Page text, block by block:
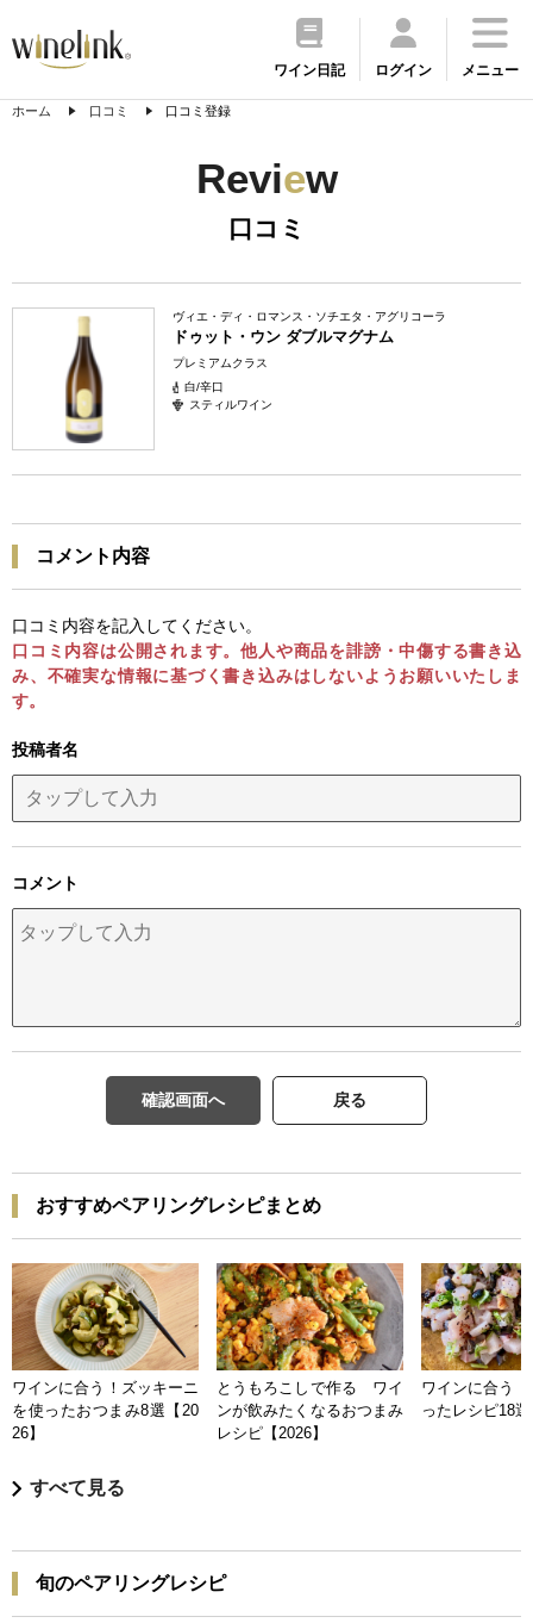
ワイン日記 ログイン メニュー
ホーム 口コミ 口コミ登録
Review
口コミ
ヴィエ・ディ・ロマンス・ソチエタ・アグリコーラ
ドゥット・ウン ダブルマグナム
プレミアムクラス
白/辛口
スティルワイン
コメント内容
口コミ内容を記入してください。
口コミ内容は公開されます。他人や商品を誹謗・中傷する書き込
み、不確実な情報に基づく書き込みはしないようお願いいたしま
す。
投稿者名
コメント
確認画面へ 戻る
おすすめペアリングレシピまとめ
ワインに合う！ズッキーニ
を使ったおつまみ8選【20
26】
とうもろこしで作る ワイ
ンが飲みたくなるおつまみ
レシピ【2026】
ワインに合う
ったレシピ18
すべて見る
旬のペアリングレシピ